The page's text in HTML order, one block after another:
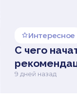
Интересное
С чего
9 дней назад